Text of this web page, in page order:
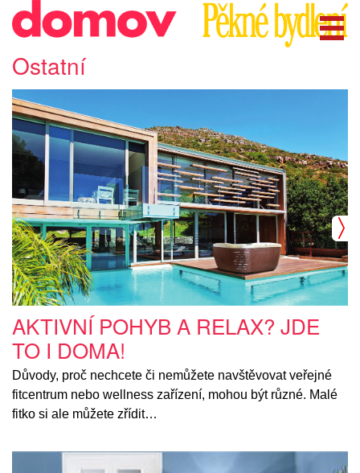
Ostatní
AKTIVNÍ POHYB A RELAX? JDE
TO I DOMA!
Důvody, proč nechcete či nemůžete navštěvovat veřejné
fitcentrum nebo wellness zařízení, mohou být různé. Malé
fitko si ale můžete zřídit…